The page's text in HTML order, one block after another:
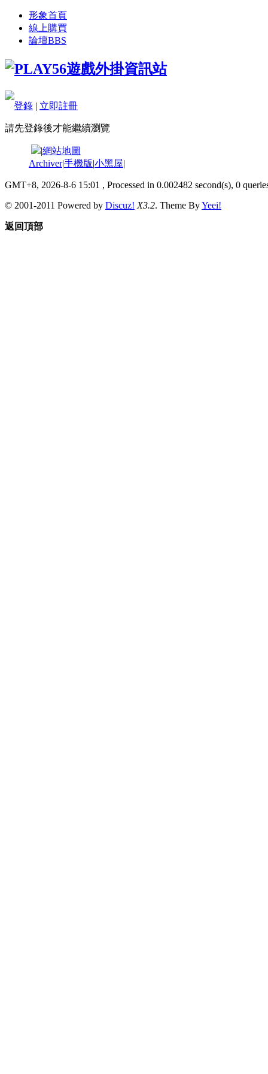
形象首頁
線上購買
論壇BBS
登錄 | 立即註冊
請先登錄後才能繼續瀏覽
|網站地圖
Archiver|手機版|小黑屋|
GMT+8, 2026-8-6 15:01 , Processed in 0.002482 second(s), 0
© 2001-2011 Powered by Discuz! X3.2. Theme ByYeei!
返回頂部